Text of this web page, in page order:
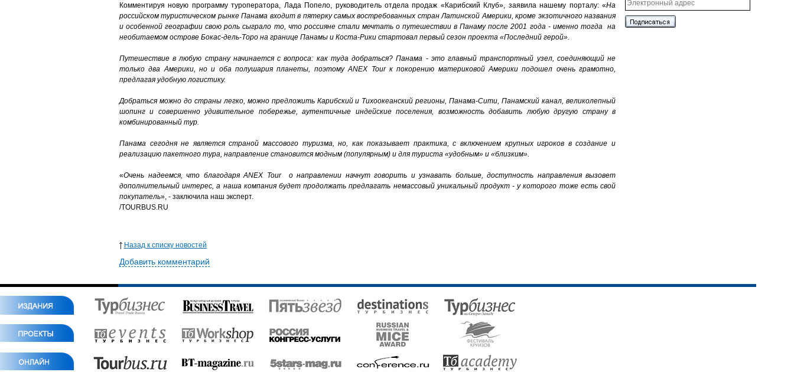
Комментируя новую программу туроператора, Лада Попело, руководитель отдела продаж «Карибский Клуб», заявила нашему порталу: «На
российском туристическом рынке Панама входит в пятерку самых востребованных стран Латинской Америки, кроме экзотичного названия
и особенной географии свою роль сыграло то, что россияне стали мечтать о путешествии в Панаму после 2001 года - именно тогда на
необитаемом острове Бокас-дель-Торо на границе Панамы и Коста-Рики стартовал первый сезон проекта «Последний герой».
Путешествие в любую страну начинается с вопроса: как туда добраться? Панама - это главный транспортный узел, соединяющий не
только два Америки, но и оба полушария планеты, поэтому ANEX Tour к покорению материковой Америки подошел очень грамотно,
предлагая удобную логистику.
Добраться можно до страны легко, можно предложить Карибский и Тихоокеанский регионы, Панама-Сити, Панамский канал, великолепный
шопинг и совершенно удивительное побережье, аутентичные индейские поселения, возможность добавить любую другую страну в
комбинированный тур.
Панама сегодня не является страной массового туризма, но, как показывает практика, с включением крупных игроков в создание и
реализацию пакетного тура, направление становится модным (популярным) и для туриста «удобным» и «близким».
«Очень надеемся, что благодаря ANEX Tour о направлении начнут говорить и узнавать больше, доступность направления вызовет
дополнительный интерес, а наша компания будет продолжать предлагать немассовый уникальный продукт - у которого тоже есть свой
покупатель», - заключила наш эксперт.
/TOURBUS.RU
Назад к списку новостей
Добавить комментарий